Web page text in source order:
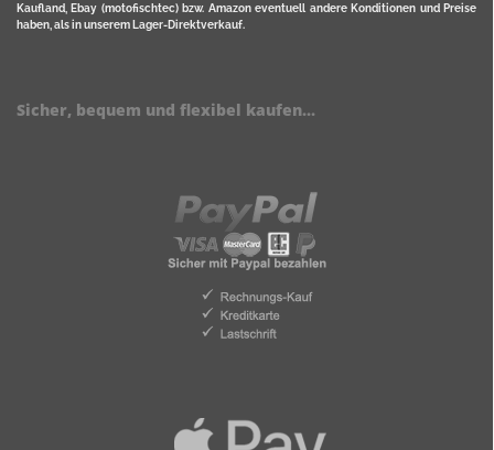
Kaufland, Ebay (motofischtec) bzw. Amazon eventuell andere Konditionen und Preise
haben, als in unserem Lager-Direktverkauf.
Sicher, bequem und flexibel kaufen...